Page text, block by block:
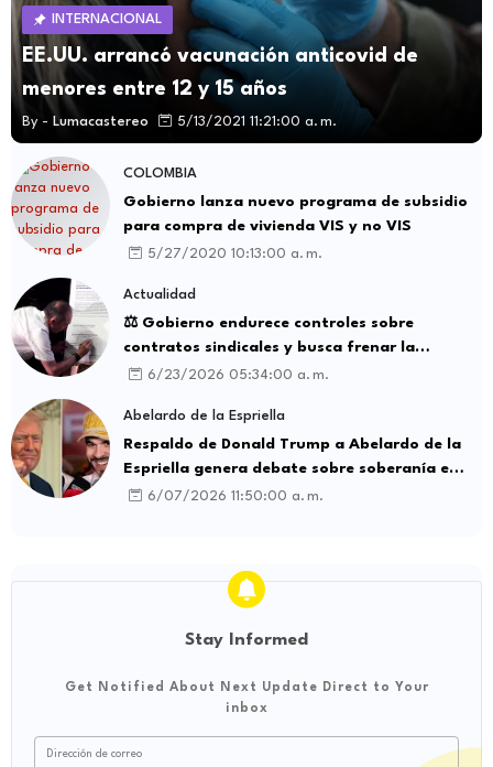
INTERNACIONAL
EE.UU. arrancó vacunación anticovid de
menores entre 12 y 15 años
By - Lumacastereo 5/13/2021 11:21:00 a. m.
COLOMBIA
Gobierno lanza nuevo programa de subsidio
para compra de vivienda VIS y no VIS
5/27/2020 10:13:00 a. m.
Actualidad
⚖️ Gobierno endurece controles sobre
contratos sindicales y busca frenar la
intermediación laboral ilegal
6/23/2026 05:34:00 a. m.
Abelardo de la Espriella
Respaldo de Donald Trump a Abelardo de la
Espriella genera debate sobre soberanía e
influencia internacional
6/07/2026 11:50:00 a. m.
Stay Informed
Get Notified About Next Update Direct to Your
inbox